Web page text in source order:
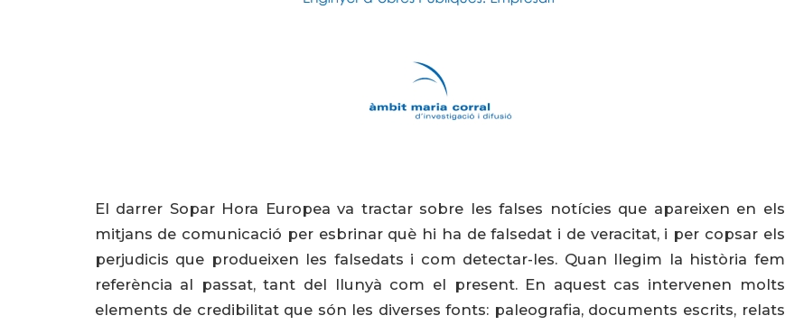
El darrer Sopar Hora Europea va tractar sobre les falses notícies que apareixen en els
mitjans de comunicació per esbrinar què hi ha de falsedat i de veracitat, i per copsar els
perjudicis que produeixen les falsedats i com detectar-les. Quan llegim la història fem
referència al passat, tant del llunyà com el present. En aquest cas intervenen molts
elements de credibilitat que són les diverses fonts: paleografia, documents escrits, relats